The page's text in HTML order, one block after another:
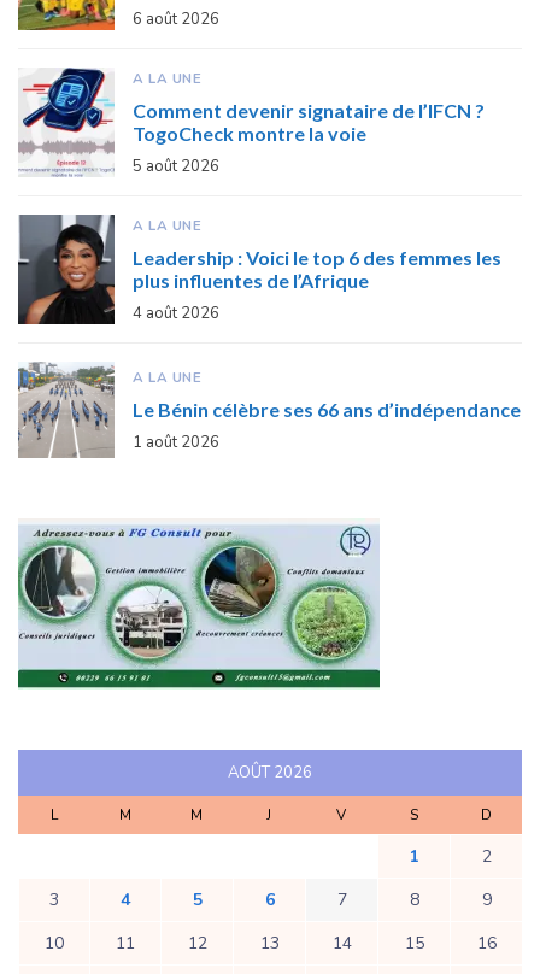
6 août 2026
A LA UNE
Comment devenir signataire de l’IFCN ?
TogoCheck montre la voie
5 août 2026
A LA UNE
Leadership : Voici le top 6 des femmes les
plus influentes de l’Afrique
4 août 2026
A LA UNE
Le Bénin célèbre ses 66 ans d’indépendance
1 août 2026
AOÛT 2026
L M M J V S D
1
2
3
4 5 6 7 8
9
10
11 12 13 14 15
16